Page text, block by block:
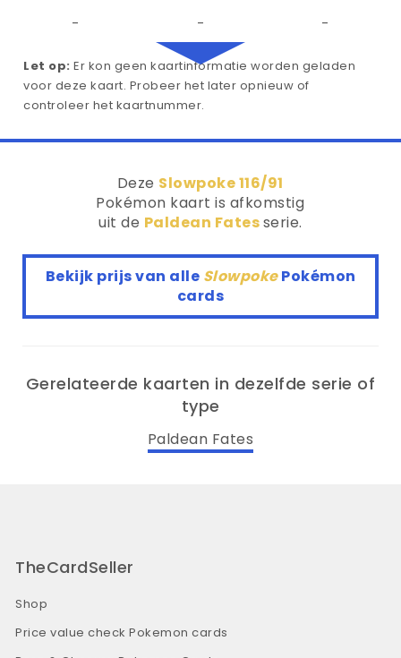
- - -
Let op: Er kon geen kaartinformatie worden geladen
voor deze kaart. Probeer het later opnieuw of
controleer het kaartnummer.
Deze Slowpoke 116/91
Pokémon kaart is afkomstig
uit de Paldean Fatesserie.
Bekijk prijs van alle SlowpokePokémon
cards
Gerelateerde kaarten in dezelfde serie of
type
Paldean Fates
TheCardSeller
Shop
Price value check Pokemon cards